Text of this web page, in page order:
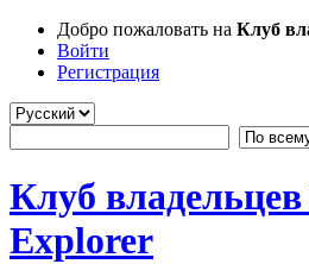
Добро пожаловать на Клуб
Войти
Регистрация
Клуб
Explorer